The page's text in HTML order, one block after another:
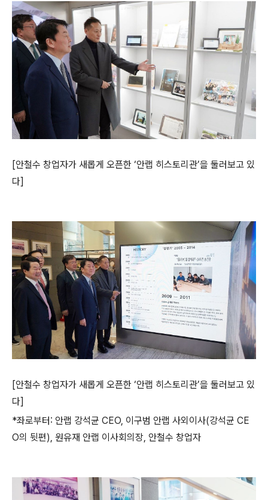
[안철수 창업자가 새롭게 오픈한 ‘안랩 히스토리관’을 둘러보고 있
다]
[안철수 창업자가 새롭게 오픈한 ‘안랩 히스토리관’을 둘러보고 있
다]
*좌로부터 : 안랩 강석균 CEO, 이구범 안랩 사외이사(강석균 CE
O의 뒷편), 원유재 안랩 이사회의장, 안철수 창업자